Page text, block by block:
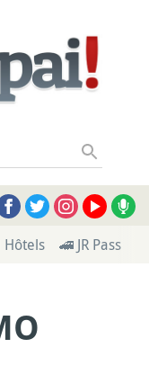
Hôtels 🚄 JR Pass